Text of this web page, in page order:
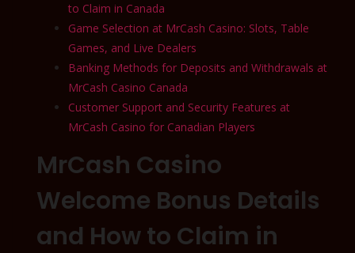
to Claim in Canada
Game Selection at MrCash Casino: Slots, Table
Games, and Live Dealers
Banking Methods for Deposits and Withdrawals at
MrCash Casino Canada
Customer Support and Security Features at
MrCash Casino for Canadian Players
MrCash Casino
Welcome Bonus Details
and How to Claim in